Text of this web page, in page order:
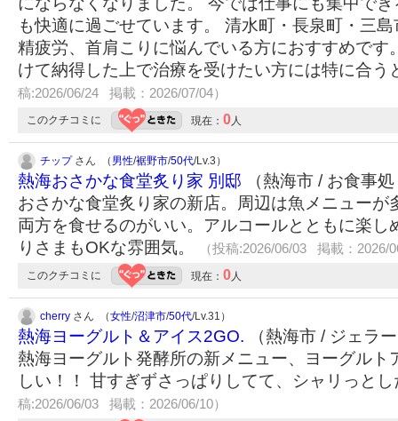
も快適に過ごせています。 清水町・長泉町・三
精疲労、首肩こりに悩んでいる方におすすめです
けて納得した上で治療を受けたい方には特に合
稿:2026/06/24 掲載：2026/07/04）
このクチコミに 現在： 0人
チップさん （ 男性/裾野市/50代/Lv.3）
熱海おさかな食堂炙り家 別邸 （熱海市 / お食事
おさかな食堂炙り家の新店。周辺は魚メニューが
両方を食せるのがいい。アルコールとともに楽し
りさまもOKな雰囲気。
（投稿:2026/06/03 掲載：2026/
このクチコミに 現在： 0人
cherry さん （女性/沼津市/50代/Lv.31）
熱海ヨーグルト＆アイス2GO. （熱海市 / ジェラ
熱海ヨーグルト発酵所の新メニュー、ヨーグルト
しい！！ 甘すぎずさっぱりしてて、シャリっと
稿:2026/06/03 掲載：2026/06/10）